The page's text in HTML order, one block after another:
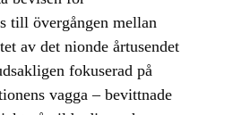
till övergången mellan
av det nionde årtusendet
fokuserad på
vagga – bevittnade